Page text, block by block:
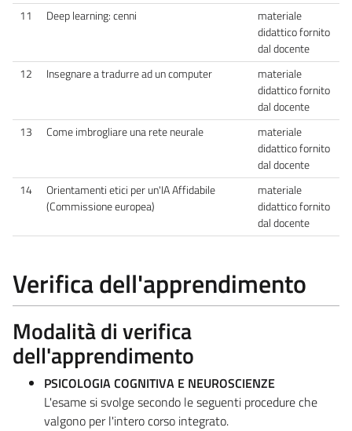
11
Deep learning: cenni
materiale
didattico fornito
dal docente
12
Insegnare a tradurre ad un computer
materiale
didattico fornito
dal docente
13
Come imbrogliare una rete neurale
materiale
didattico fornito
dal docente
14
Orientamenti etici per un'IA Affidabile
(Commissione europea)
materiale
didattico fornito
dal docente
Verifica dell'apprendimento
Modalità di verifica
dell'apprendimento
PSICOLOGIA COGNITIVA E NEUROSCIENZE
L'esame si svolge secondo le seguenti procedure che
valgono per l'intero corso integrato.